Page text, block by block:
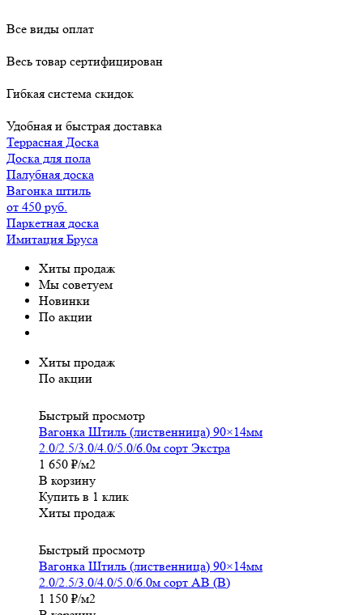
Все виды оплат
Весь товар сертифицирован
Гибкая система скидок
Удобная и быстрая доставка
Террасная Доска
Доска для пола
Палубная доска
Вагонка штиль
от 450 руб.
Паркетная доска
Имитация Бруса
Хиты продаж
Мы советуем
Новинки
По акции
Хиты продаж
По акции
Быстрый просмотр
Вагонка Штиль (лиственница) 90×14мм
2.0/2.5/3.0/4.0/5.0/6.0м сорт Экстра
1 650 ₽/м2
В корзину
Купить в 1 клик
Хиты продаж
Быстрый просмотр
Вагонка Штиль (лиственница) 90×14мм
2.0/2.5/3.0/4.0/5.0/6.0м сорт АВ (В)
1 150 ₽/м2